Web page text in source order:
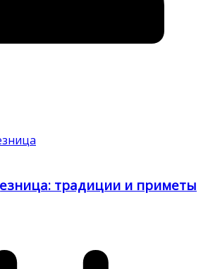
традиции и приметы